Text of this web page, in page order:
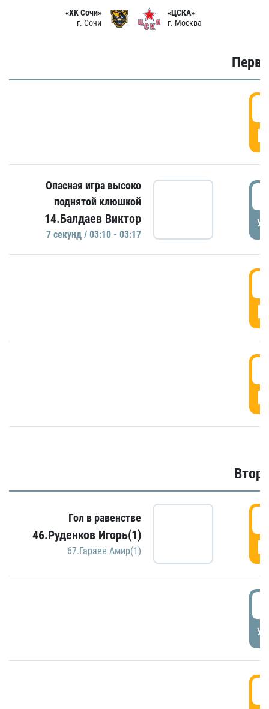
«ХК Сочи»
г. Сочи
«ЦСКА»
г. Москва
Опасная игра высоко
поднятой клюшкой
14.Балдаев Виктор
7 секунд / 03:10 - 03:17
Гол в равенстве
46.Руденков Игорь(1)
67.Гараев Амир(1)